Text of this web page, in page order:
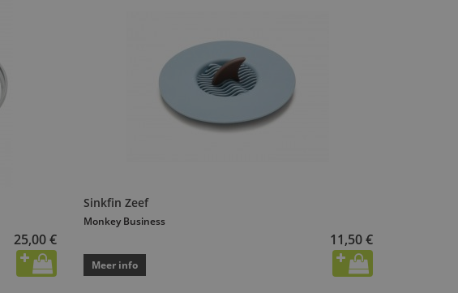
25,00 €
Sinkfin Zeef
Monkey Business
11,50 €
Meer info